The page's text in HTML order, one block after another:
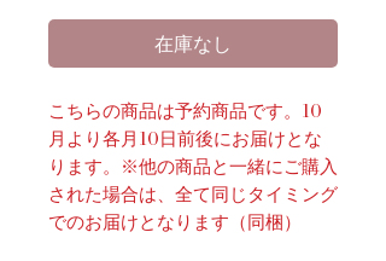
在庫なし
こちらの商品は予約商品です。10
月より各月10日前後にお届けとな
ります。※他の商品と一緒にご購入
された場合は、全て同じタイミング
でのお届けとなります（同梱）